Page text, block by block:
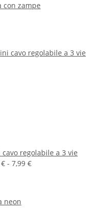
con zampe
regolabile a 3 vie
- 7,99 €